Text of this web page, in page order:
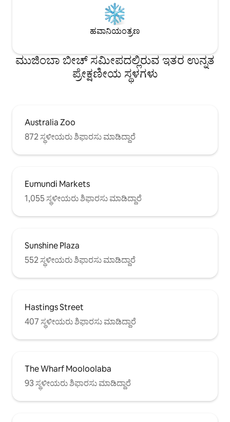
ಹವಾನಿಯಂತ್ರಣ
ಮುಜಿಂಬಾ ಬೀಚ್ ಸಮೀಪದಲ್ಲಿರುವ ಇತರ ಉನ್ನತ
ಪ್ರೇಕ್ಷಣೀಯ ಸ್ಥಳಗಳು
Australia Zoo
872 ಸ್ಥಳೀಯರು ಶಿಫಾರಸು ಮಾಡಿದ್ದಾರೆ
Eumundi Markets
1,055 ಸ್ಥಳೀಯರು ಶಿಫಾರಸು ಮಾಡಿದ್ದಾರೆ
Sunshine Plaza
552 ಸ್ಥಳೀಯರು ಶಿಫಾರಸು ಮಾಡಿದ್ದಾರೆ
Hastings Street
407 ಸ್ಥಳೀಯರು ಶಿಫಾರಸು ಮಾಡಿದ್ದಾರೆ
The Wharf Mooloolaba
93 ಸ್ಥಳೀಯರು ಶಿಫಾರಸು ಮಾಡಿದ್ದಾರೆ